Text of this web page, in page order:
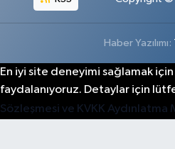
Haber Yazılımı:
En iyi site deneyimi sağlamak
faydalanıyoruz. Detaylar için
Sözleşmesi ve KVKK Aydınlatma